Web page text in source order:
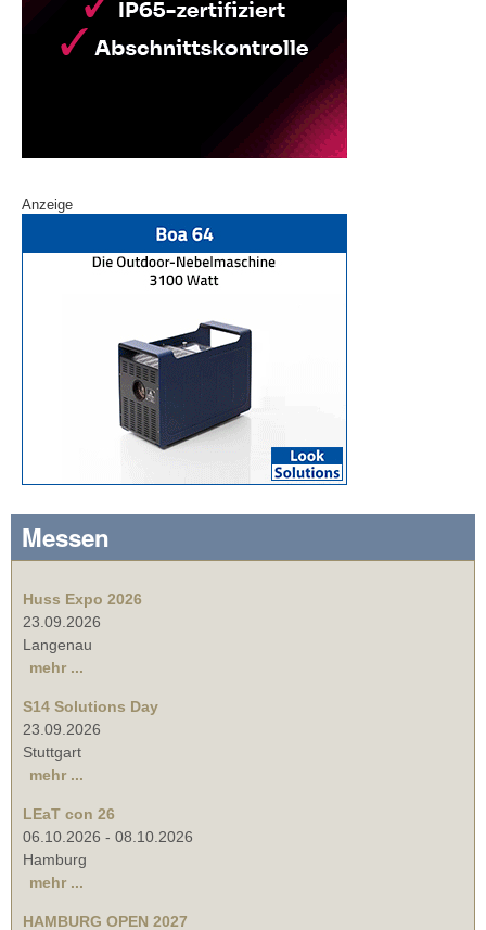
Anzeige
Messen
Huss Expo 2026
23.09.2026
Langenau
mehr ...
S14 Solutions Day
23.09.2026
Stuttgart
mehr ...
LEaT con 26
06.10.2026 - 08.10.2026
Hamburg
mehr ...
HAMBURG OPEN 2027